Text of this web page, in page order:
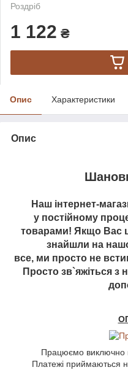
Роздріб
1 122 ₴
Опис Характеристики
Опис
Наш інтернет-
у постійному
товарами! Якщо Вас
знайшли на
все, ми просто не
Просто зв`яжіться з
Працюємо виключно
Платежі приймаються